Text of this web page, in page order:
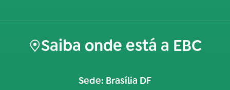
Saiba onde está a EBC
Sede: Brasília DF